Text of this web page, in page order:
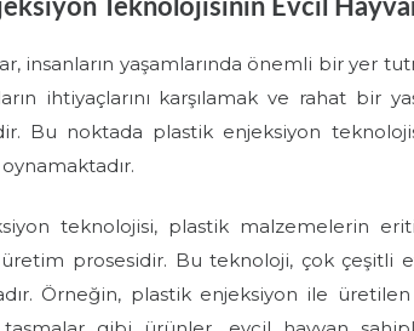
Teknolojisinin Evcil
insanların yaşamlarında önemli bir yer
ihtiyaçlarını karşılamak ve rahat bir
Bu noktada plastik enjeksiyon
teknolojisi, plastik malzemelerin
prosesidir. Bu teknoloji, çok çeşitli
Örneğin, plastik enjeksiyon ile